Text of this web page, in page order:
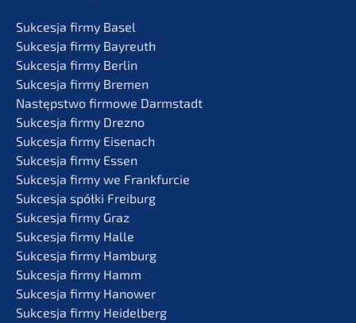
Sukces­ja firmy Basel
Sukces­ja firmy Bayreuth
Sukces­ja firmy Berlin
Sukces­ja firmy Bremen
Następst­wo firmo­we Darmstadt
Sukces­ja firmy Drezno
Sukces­ja firmy Eisenach
Sukces­ja firmy Essen
Sukces­ja firmy we Frankfurcie
Sukces­ja spółki Freiburg
Sukces­ja firmy Graz
Sukces­ja firmy Halle
Sukces­ja firmy Hamburg
Sukces­ja firmy Hamm
Sukces­ja firmy Hanower
Sukces­ja firmy Heidelberg